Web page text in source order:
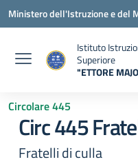
Vai ai contenuti
Vai al menu di navigazione
Vai al footer
Ministero dell'Istruzione e del
Istituto
Superiore
"ETTORE
Circolare 445
Circ 445
Fratelli di culla